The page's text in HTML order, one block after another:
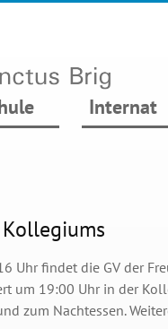
Internat
Kollegiums
Uhr findet die GV der
um 19:00 Uhr in der
zum Nachtessen.